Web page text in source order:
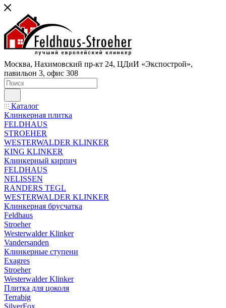
Москва, Нахимовский пр-кт 24, ЦДиИ «Экспострой»,
павильон 3, офис 308
Каталог
Клинкерная плитка
FELDHAUS
STROEHER
WESTERWALDER KLINKER
KING KLINKER
Клинкерный кирпич
FELDHAUS
NELISSEN
RANDERS TEGL
WESTERWALDER KLINKER
Клинкерная брусчатка
Feldhaus
Stroeher
Westerwalder Klinker
Vandersanden
Клинкерные ступени
Exagres
Stroeher
Westerwalder Klinker
Плитка для цоколя
Terrabig
SilverFox